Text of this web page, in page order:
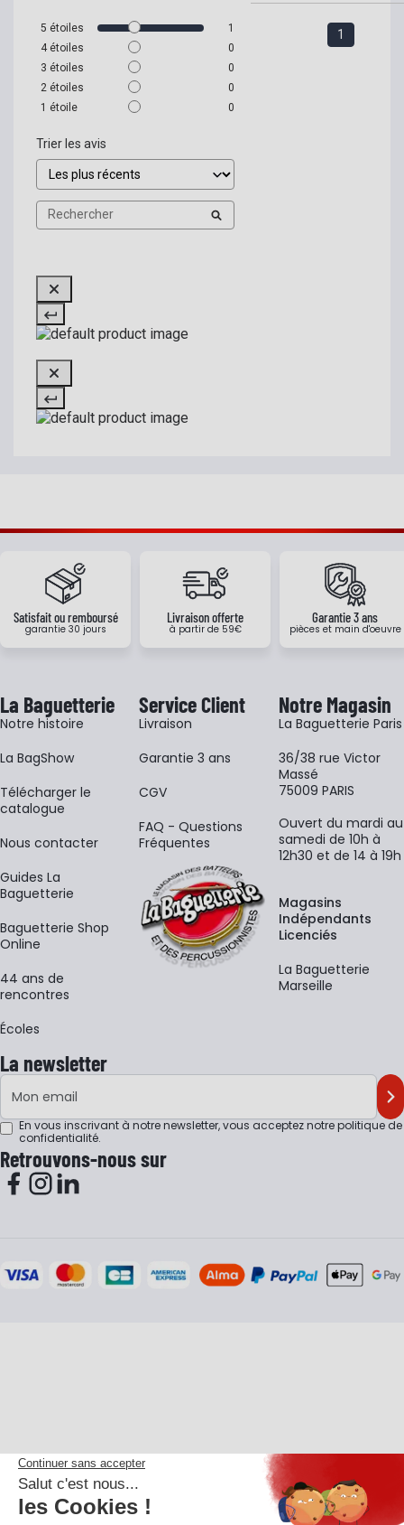
5 étoiles
1
4 étoiles
0
3 étoiles
0
2 étoiles
0
1 étoile 0
Trier les avis
1
Satisfait ou remboursé
garantie 30 jours
Livraison offerte
à partir de 59€
Garantie 3 ans
pièces et main d'oeuvre
La Baguetterie
Notre histoire
La BagShow
​Télécharger le
catalogue
Nous contacter
Guides La
Baguetterie
Baguetterie Shop
Online
44 ans de
rencontres
Écoles
Service Client
Livraison
Garantie 3 ans
CGV
FAQ - Questions
Fréquentes
Notre Magasin
La Baguetterie Paris
36/38 rue Victor
Massé
75009 PARIS
Ouvert du mardi au
samedi de 10h à
12h30 et de 14 à 19h
Magasins
Indépendants
Licenciés
La Baguetterie
Marseille
La newsletter
Adresse e-mail
En vous inscrivant à notre newsletter, vous acceptez notrepolitique de
confidentialité.
Retrouvons-nous sur